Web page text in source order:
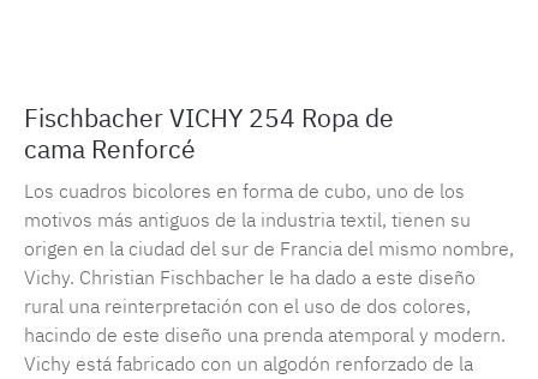
Fischbacher VICHY 254 Ropa de
cama Renforcé
Los cuadros bicolores en forma de cubo, uno de los
motivos más antiguos de la industria textil, tienen su
origen en la ciudad del sur de Francia del mismo nombre,
Vichy. Christian Fischbacher le ha dado a este diseño
rural una reinterpretación con el uso de dos colores,
hacindo de este diseño una prenda atemporal y modern.
Vichy está fabricado con un algodón renforzado de la